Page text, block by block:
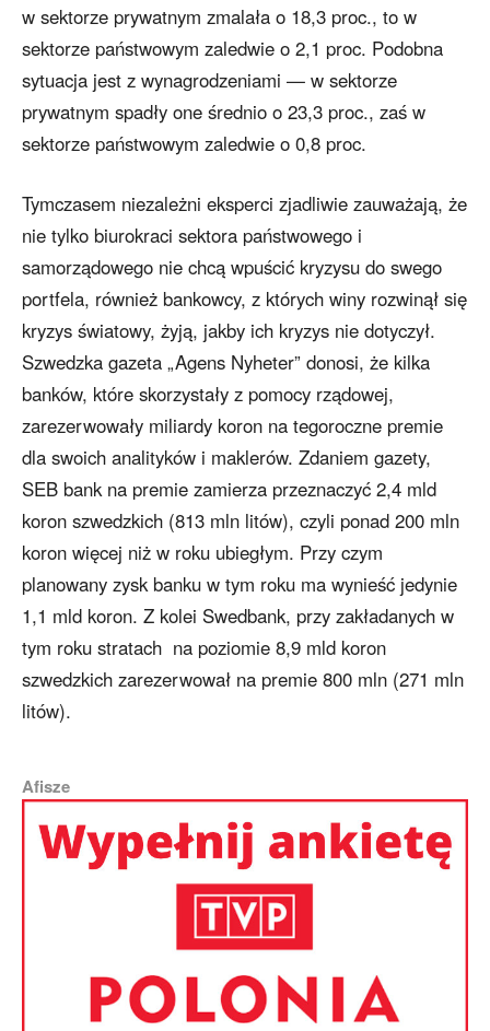
w sektorze prywatnym zmalała o 18,3 proc., to w
sektorze państwowym zaledwie o 2,1 proc. Podobna
sytuacja jest z wynagrodzeniami — w sektorze
prywatnym spadły one średnio o 23,3 proc., zaś w
sektorze państwowym zaledwie o 0,8 proc.
Tymczasem niezależni eksperci zjadliwie zauważają, że
nie tylko biurokraci sektora państwowego i
samorządowego nie chcą wpuścić kryzysu do swego
portfela, również bankowcy, z których winy rozwinął się
kryzys światowy, żyją, jakby ich kryzys nie dotyczył.
Szwedzka gazeta „Agens Nyheter” donosi, że kilka
banków, które skorzystały z pomocy rządowej,
zarezerwowały miliardy koron na tegoroczne premie
dla swoich analityków i maklerów. Zdaniem gazety,
SEB bank na premie zamierza przeznaczyć 2,4 mld
koron szwedzkich (813 mln litów), czyli ponad 200 mln
koron więcej niż w roku ubiegłym. Przy czym
planowany zysk banku w tym roku ma wynieść jedynie
1,1 mld koron. Z kolei Swedbank, przy zakładanych w
tym roku stratach na poziomie 8,9 mld koron
szwedzkich zarezerwował na premie 800 mln (271 mln
litów).
Afisze